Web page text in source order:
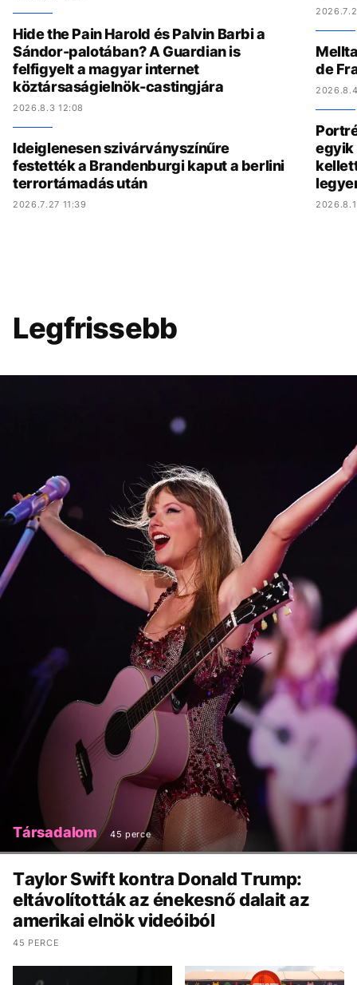
Hide the Pain Harold és Palvin Barbi a
Sándor-palotában? A Guardian is
felfigyelt a magyar internet
köztársaságielnök-castingjára
2026.8.3 12:08
Ideiglenesen szivárványszínűre
festették a Brandenburgi kaput a berlini
terrortámadás után
2026.7.27 11:39
de
egyik
Legfrissebb
Társadalom 45 perce
Taylor Swift kontra Donald Trump:
eltávolították az énekesnő dalait az
amerikai elnök videóiból
45 PERCE